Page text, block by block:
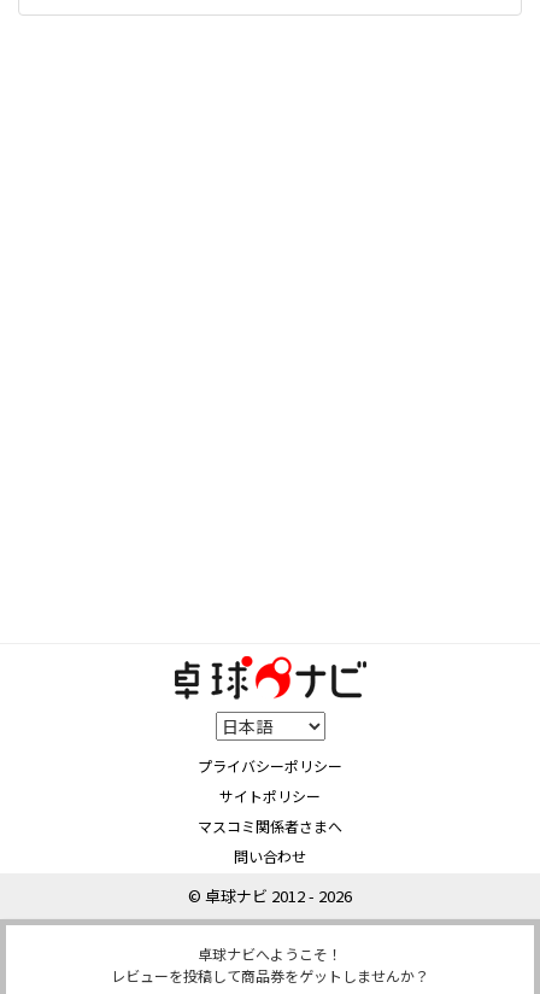
プライバシーポリシー
サイトポリシー
マスコミ関係者さまへ
問い合わせ
© 卓球ナビ 2012 - 2026
卓球ナビへようこそ！
レビューを投稿して商品券をゲットしませんか？